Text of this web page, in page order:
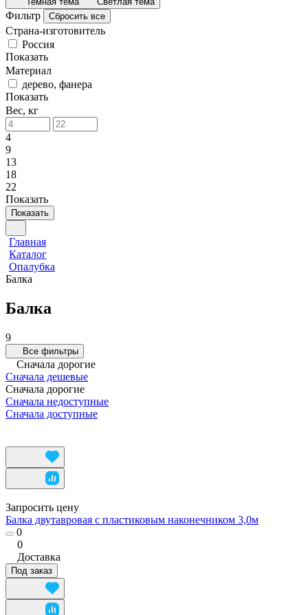
Фильтр Сбросить все
Страна-изготовитель
Россия
Показать
Материал
дерево, фанера
Показать
Вес, кг
4
9
13
18
22
Показать
Показать
Главная
Каталог
Опалубка
Балка
Балка
9
Все фильтры
Сначала дорогие
Сначала дешевые
Сначала дорогие
Сначала недоступные
Сначала доступные
Запросить цену
Балка двутавровая с пластиковым наконечником 3,0м
0
0
Доставка
Под заказ